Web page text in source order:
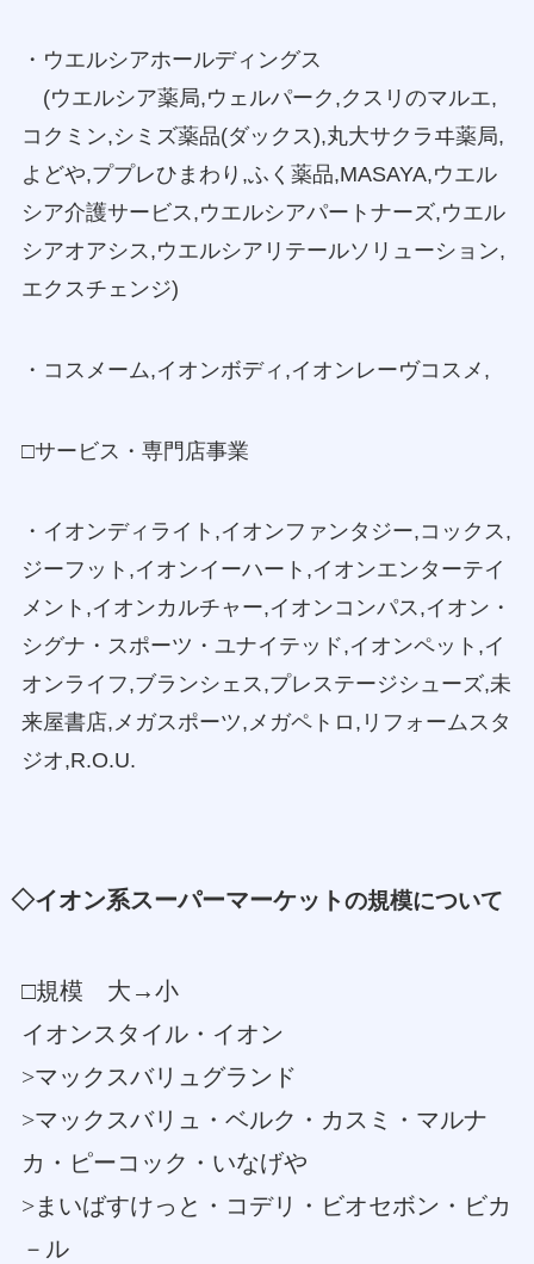
・ウエルシアホールディングス
(ウエルシア薬局,ウェルパーク,クスリのマルエ,
コクミン,シミズ薬品(ダックス),丸大サクラヰ薬局,
よどや,ププレひまわり,ふく薬品,MASAYA,ウエル
シア介護サービス,ウエルシアパートナーズ,ウエル
シアオアシス,ウエルシアリテールソリューション,
エクスチェンジ)
・コスメーム,イオンボディ,イオンレーヴコスメ,
□サービス・専門店事業
・イオンディライト,イオンファンタジー,コックス,
ジーフット,イオンイーハート,イオンエンターテイ
メント,イオンカルチャー,イオンコンパス,イオン・
シグナ・スポーツ・ユナイテッド,イオンペット,イ
オンライフ,ブランシェス,プレステージシューズ,未
来屋書店,メガスポーツ,メガペトロ,リフォームスタ
ジオ,R.O.U.
◇イオン系スーパーマーケットの規模について
□規模 大→小
イオンスタイル・イオン
>マックスバリュグランド
>マックスバリュ・ベルク・カスミ・マルナ
カ・ピーコック・いなげや
>まいばすけっと・コデリ・ビオセボン・ビカ
－ル